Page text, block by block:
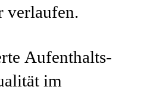
verlaufen.
Aufenthalts-
im